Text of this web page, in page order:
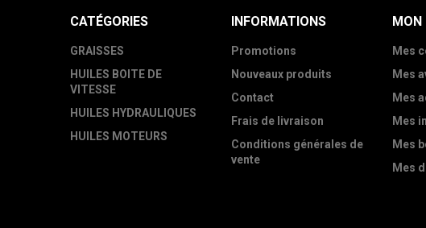
CATÉGORIES
GRAISSES
HUILES BOITE DE
VITESSE
HUILES HYDRAULIQUES
HUILES MOTEURS
INFORMATIONS
Promotions
Nouveaux produits
Contact
Frais de livraison
Conditions générales de
vente
MON
Mes
Mes
Mes
Mes
Mes
Mes